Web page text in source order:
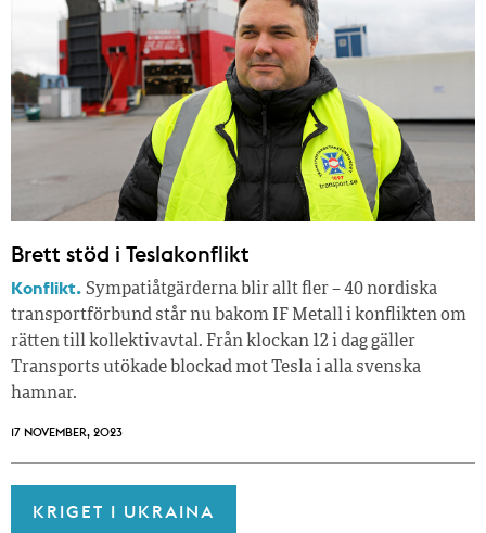
Brett stöd i Teslakonflikt
Konflikt. Sympatiåtgärderna blir allt fler – 40 nordiska
transportförbund står nu bakom IF Metall i konflikten om
rätten till kollektivavtal. Från klockan 12 i dag gäller
Transports utökade blockad mot Tesla i alla svenska
hamnar.
17 NOVEMBER, 2023
KRIGET I UKRAINA